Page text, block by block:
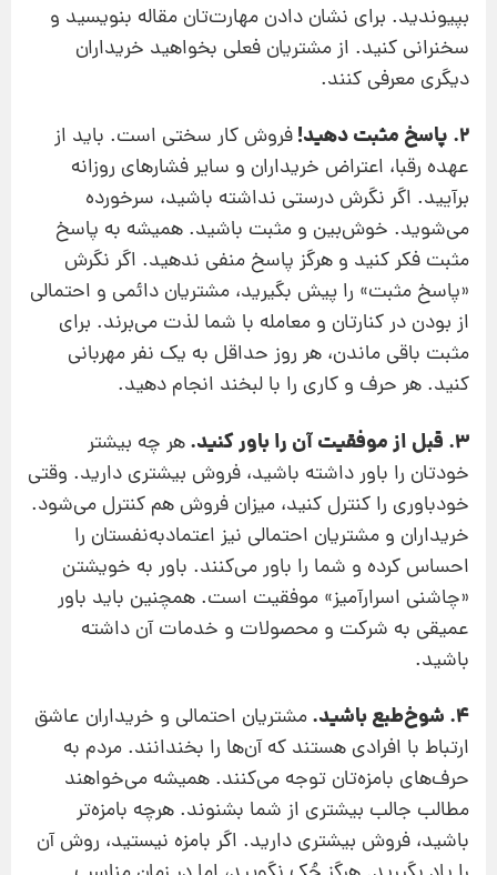
بپیوندید. برای نشان دادن مهارت‌تان مقاله بنویسید و
سخنرانی کنید. از مشتریان فعلی بخواهید خریداران
دیگری معرفی کنند.
2. پاسخ مثبت دهید!
فروش کار سختی است. باید از
عهده رقبا، اعتراض خریداران و سایر فشارهای روزانه
برآیید. اگر نگرش درستی نداشته باشید، سرخورده
می‌شوید. خوش‌بین و مثبت باشید. همیشه به پاسخ
مثبت فکر کنید و هرگز پاسخ منفی ندهید. اگر نگرش
«پاسخ مثبت» را پیش بگیرید، مشتریان دائمی و احتمالی
از بودن در کنار‌تان و معامله با شما لذت می‌برند. برای
مثبت باقی ماندن، هر روز حداقل به یک نفر مهربانی
کنید. هر حرف و کاری را با لبخند انجام دهید.
3. قبل از موفقیت آن را باور کنید.
هر چه بیشتر
خودتان را باور داشته باشید، فروش بیشتری دارید. وقتی
خودباوری را کنترل کنید، میزان فروش هم کنترل می‌شود.
خریداران و مشتریان احتمالی نیز اعتمادبه‌نفستان را
احساس کرده و شما را باور می‌کنند. باور به خویشتن
«چاشنی اسرارآمیز» موفقیت است. همچنین باید باور
عمیقی به شرکت و محصولات و خدمات آن داشته
باشید.
4. شوخ‌طبع باشید.
مشتریان احتمالی و خریداران عاشق
ارتباط با افرادی هستند که آن‌ها را بخندانند. مردم به
حرف‌های بامزه‌تان توجه می‌کنند. همیشه می‌خواهند
مطالب جالب بیشتری از شما بشنوند. هرچه بامزه‌تر
باشید، فروش بیشتری دارید. اگر بامزه نیستید، روش‌ آن‌